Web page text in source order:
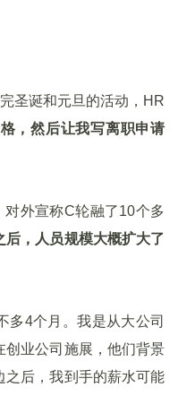
圣诞和元旦的活动，HR
，然后让我写离职申请
外宣称C轮融了10个多
后，人员规模大概扩大了
多4个月。我是从大公司
创业公司施展，他们背景
之后，我到手的薪水可能